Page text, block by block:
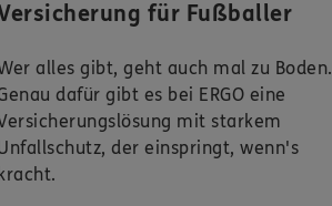
für Fußballer
alles gibt, geht auch mal zu Boden.
dafür gibt es bei ERGO eine
mit starkem
der einspringt, wenn's
kracht.